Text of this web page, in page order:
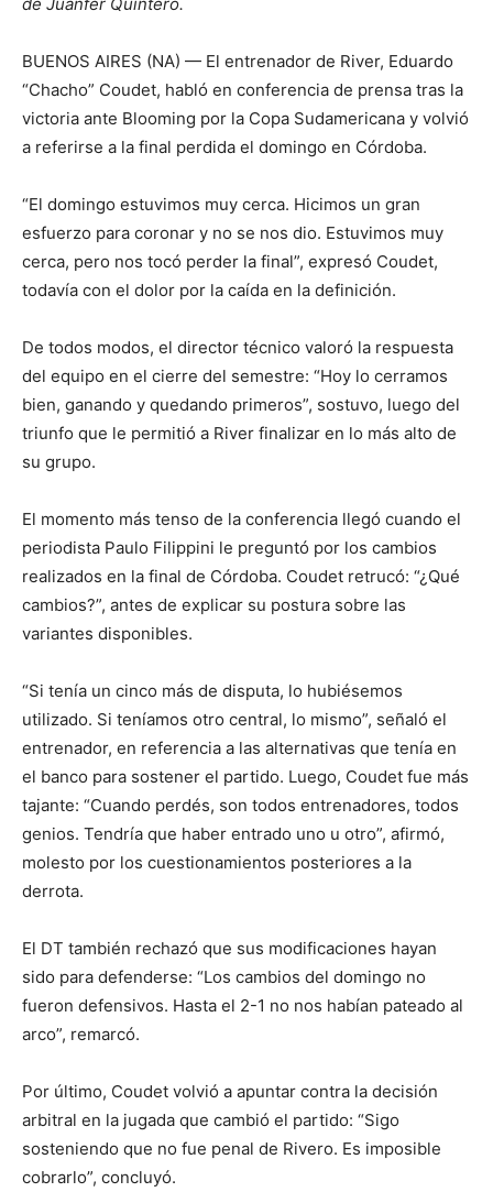
BUENOS AIRES (NA) — El entrenador de River, Eduardo
“Chacho” Coudet, habló en conferencia de prensa tras la
victoria ante Blooming por la Copa Sudamericana y volvió
a referirse a la final perdida el domingo en Córdoba.
“El domingo estuvimos muy cerca. Hicimos un gran
esfuerzo para coronar y no se nos dio. Estuvimos muy
cerca, pero nos tocó perder la final”, expresó Coudet,
todavía con el dolor por la caída en la definición.
De todos modos, el director técnico valoró la respuesta
del equipo en el cierre del semestre: “Hoy lo cerramos
bien, ganando y quedando primeros”, sostuvo, luego del
triunfo que le permitió a River finalizar en lo más alto de
su grupo.
El momento más tenso de la conferencia llegó cuando el
periodista Paulo Filippini le preguntó por los cambios
realizados en la final de Córdoba. Coudet retrucó: “¿Qué
cambios?”, antes de explicar su postura sobre las
variantes disponibles.
“Si tenía un cinco más de disputa, lo hubiésemos
utilizado. Si teníamos otro central, lo mismo”, señaló el
entrenador, en referencia a las alternativas que tenía en
el banco para sostener el partido. Luego, Coudet fue más
tajante: “Cuando perdés, son todos entrenadores, todos
genios. Tendría que haber entrado uno u otro”, afirmó,
molesto por los cuestionamientos posteriores a la
derrota.
El DT también rechazó que sus modificaciones hayan
sido para defenderse: “Los cambios del domingo no
fueron defensivos. Hasta el 2-1 no nos habían pateado al
arco”, remarcó.
Por último, Coudet volvió a apuntar contra la decisión
arbitral en la jugada que cambió el partido: “Sigo
sosteniendo que no fue penal de Rivero. Es imposible
cobrarlo”, concluyó.